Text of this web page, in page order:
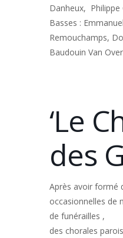
Danheux, Philippe
Basses :
Remouchamps,
Baudouin Van
‘Le
des
Après avoir formé
occasionnelles de
de funérailles ,
des chorales